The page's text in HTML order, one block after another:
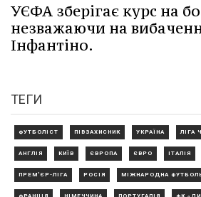
УЄФА зберігає курс на
незважаючи на
Інфантіно.
ТЕГИ
ФУТБОЛІСТ ПІВЗАХИСНИК УКРАЇНА ЛІГА
АНГЛІЯ КИЇВ ЄВРОПА ЄВРО ІТАЛІЯ
ПРЕМ'ЄР-ЛІГА РОСІЯ МІЖНАРОДНА
ФРАНЦІЯ НІМЕЧЧИНА ПОРТУГАЛІЯ ФК